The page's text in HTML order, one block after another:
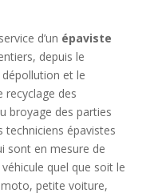
d’un épaviste
depuis le
et le
recyclage des
broyage des parties
techniciens épavistes
sont en mesure de
quel que soit le
petite voiture,